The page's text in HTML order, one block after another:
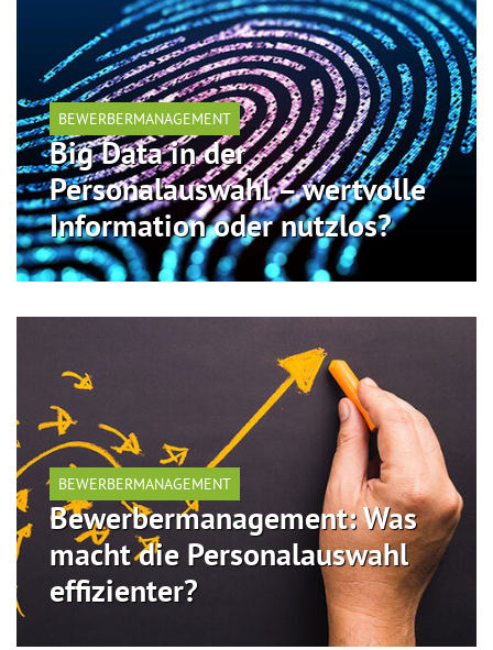
BEWERBERMANAGEMENT
Big Data in der
Personalauswahl – wertvolle
Information oder nutzlos?
BEWERBERMANAGEMENT
Bewerbermanagement: Was
macht die Personalauswahl
effizienter?